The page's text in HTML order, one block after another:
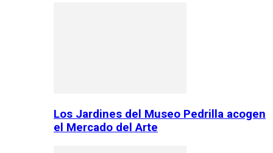
Los Jardines del Museo Pedrilla acogen
el Mercado del Arte